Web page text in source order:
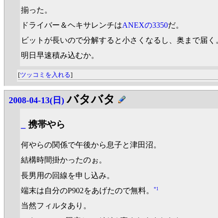
揃った。
ドライバー＆ヘキサレンチはANEXの3350だ。
ビットが長いので分解すると小さくなるし、奥まで届く
明日早速積み込むか。
[ツッコミを入れる]
2008-04-13(日) バタバタ
携帯やら
何やらの関係で午後から息子と津田沼。
結構時間掛かったのぉ。
長男用の回線を申し込み。
端末は自分のP902をあげたので無料。
*1
当然フィルタあり。